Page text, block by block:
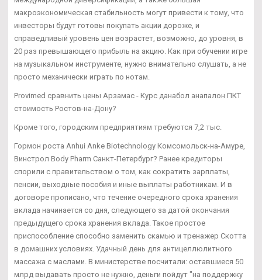
макроэкономическая стабильность могут привести к тому, что
инвесторы будут готовы покупать акции дороже, и
справедливый уровень цен возрастет, возможно, до уровня, в
20 раз превышающего прибыль на акцию. Как при обучении игре
на музыкальном инструменте, нужно внимательно слушать, а не
просто механически играть по нотам.
Provimed сравнить цены Арзамас - Курс данабол анапалон ПКТ
стоимость Ростов-на-Дону?
Кроме того, городским предприятиям требуются 7,2 тыс.
Гормон роста Anhui Anke Biotechnology Комсомольск-на-Амуре,
Винстрол Body Pharm Санкт-Петербург? Ранее кредиторы
спорили с правительством о том, как сократить зарплаты,
пенсии, выходные пособия и иные выплаты работникам. И в
договоре прописано, что течение очередного срока хранения
вклада начинается со дня, следующего за датой окончания
предыдущего срока хранения вклада. Такое простое
приспособление способно заменить скамью и тренажер Скотта
в домашних условиях. Удачный день для антицеллюлитного
массажа с маслами. В министерстве посчитали: оставшиеся 50
млрд выдавать просто не нужно, деньги пойдут "на поддержку